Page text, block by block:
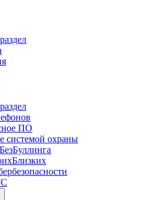
ПО
системой охраны